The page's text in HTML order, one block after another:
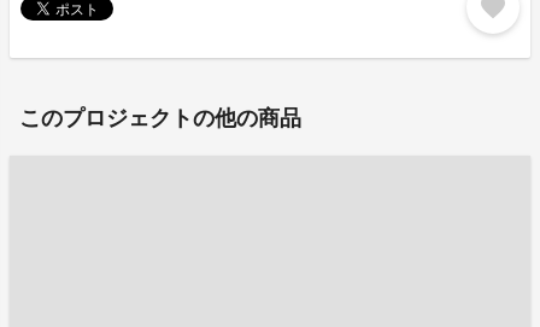
favorite
このプロジェクトの他の商品